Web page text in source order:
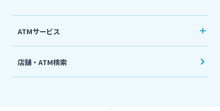
ATMサービス
機能一覧
店舗・ATM検索